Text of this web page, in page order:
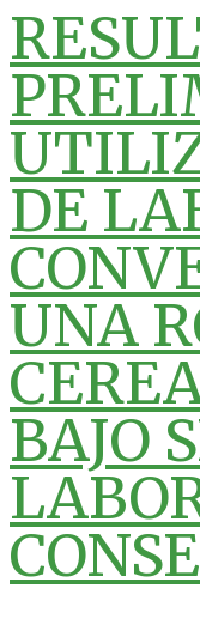
DE
UNA
BAJO